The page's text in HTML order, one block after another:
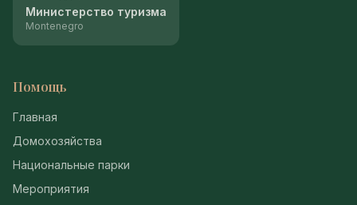
Министерство туризма
Montenegro
Помощь
Главная
Домохозяйства
Национальные парки
Мероприятия